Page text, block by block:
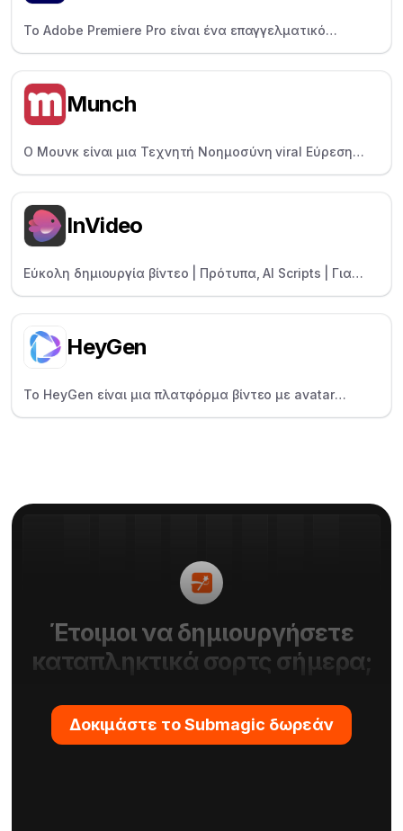
Το Adobe Premiere Pro είναι ένα επαγγελματικό
λογισμικό επεξεργασίας βίντεο για επαγγελματίες και
δημιουργικό έλεγχο.
Munch
Ο Μουνκ είναι μια Τεχνητή Νοημοσύνη viral Εύρεση
κλιπ που δημιουργεί κλιπ τεχνητής νοημοσύνης με
κοινωνικής δικτύωσης.
InVideo
Εύκολη δημιουργία βίντεο | Πρότυπα, AI Scripts | Για
μικρές επιχειρήσεις
HeyGen
Το HeyGen είναι μια πλατφόρμα βίντεο με avatar
τεχνητής νοημοσύνης όπου οι χρήστες πληκτρολογούν
Έτοιμοι να δημιουργήσετε
καταπληκτικά σορτς σήμερα;
Δοκιμάστε το Submagic δωρεάν